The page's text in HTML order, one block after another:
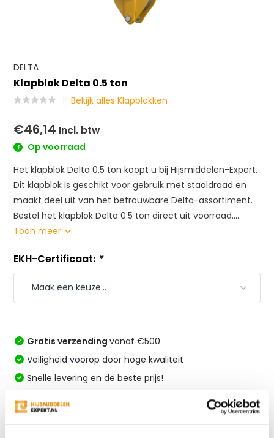
DELTA
Klapblok Delta 0.5 ton
Bekijk alles Klapblokken
€46,14 Incl. btw
Op voorraad
Het klapblok Delta 0.5 ton koopt u bij Hijsmiddelen-Expert.
Dit klapblok is geschikt voor gebruik met staaldraad en
maakt deel uit van het betrouwbare Delta-assortiment.
Bestel het klapblok Delta 0.5 ton direct uit voorraad....
Toon meer
EKH-Certificaat: *
Gratis verzendingvanaf €500
Veiligheid voorop door hoge kwaliteit
Snelle levering en de beste prijs!